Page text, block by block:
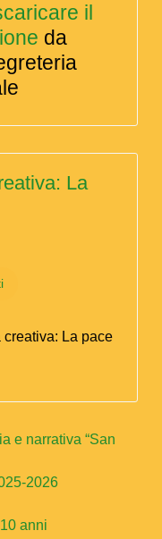
il
da
La
e narrativa “San
2026
anni